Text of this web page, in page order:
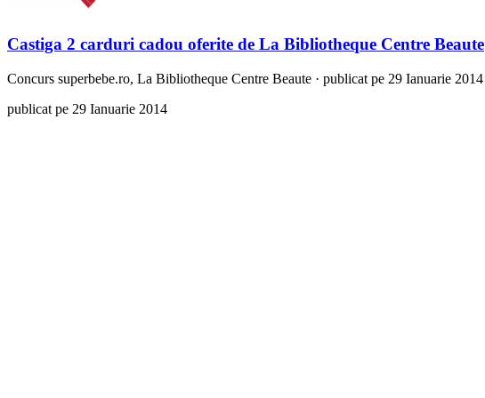
Castiga 2 carduri cadou oferite de La Bibliotheque Centre Beaute
Concurs superbebe.ro, La Bibliotheque Centre Beaute · publicat pe 29 Ianuarie 2014
publicat pe 29 Ianuarie 2014